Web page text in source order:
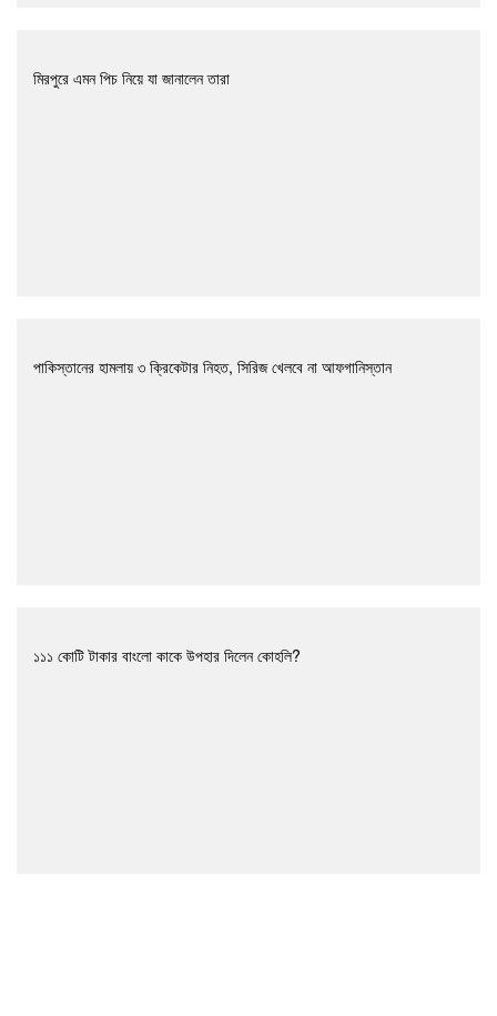
মিরপুরে এমন পিচ নিয়ে যা জানালেন তারা
পাকিস্তানের হামলায় ৩ ক্রিকেটার নিহত, সিরিজ খেলবে না আফগানিস্তান
১১১ কোটি টাকার বাংলো কাকে উপহার দিলেন কোহলি?